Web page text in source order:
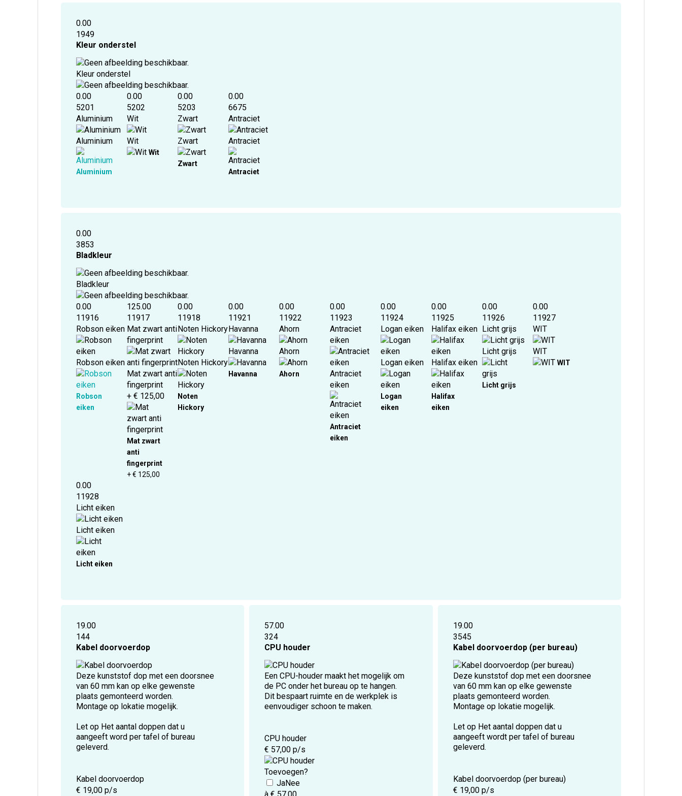
0.00
1949
Kleur onderstel
Kleur onderstel
0.00
5201
Aluminium
Aluminium
Aluminium
0.00
5202
Wit
Wit
Wit
0.00
5203
Zwart
Zwart
Zwart
0.00
6675
Antraciet
Antraciet
Antraciet
0.00
3853
Bladkleur
Bladkleur
0.00
11916
Robson eiken
Robson eiken
Robson
eiken
125.00
11917
Mat zwart anti
fingerprint
Mat zwart anti
fingerprint
+ € 125,00
Mat zwart
anti
fingerprint
+ € 125,00
0.00
11918
Noten Hickory
Noten Hickory
Noten
Hickory
0.00
11921
Havanna
Havanna
Havanna
0.00
11922
Ahorn
Ahorn
Ahorn
0.00
11923
Antraciet
eiken
Antraciet
eiken
Antraciet
eiken
0.00
11924
Logan eiken
Logan eiken
Logan
eiken
0.00
11925
Halifax eiken
Halifax eiken
Halifax
eiken
0.00
11926
Licht grijs
Licht grijs
Licht grijs
0.00
11927
WIT
WIT
WIT
0.00
11928
Licht eiken
Licht eiken
Licht eiken
19.00
144
Kabel doorvoerdop
Deze kunststof dop met een doorsnee
van 60 mm kan op elke gewenste
plaats gemonteerd worden.
Montage op lokatie mogelijk.
Let op Het aantal doppen dat u
aangeeft word per tafel of bureau
geleverd.
Kabel doorvoerdop
€ 19,00 p/s
57.00
324
CPU houder
Een CPU-houder maakt het mogelijk om
de PC onder het bureau op te hangen.
Dit bespaart ruimte en de werkplek is
eenvoudiger schoon te maken.
CPU houder
€ 57,00 p/s
Toevoegen?
19.00
3545
Kabel doorvoerdop (per bureau)
Deze kunststof dop met een doorsnee
van 60 mm kan op elke gewenste
plaats gemonteerd worden.
Montage op lokatie mogelijk.
Let op Het aantal doppen dat u
aangeeft wordt per tafel of bureau
geleverd.
Kabel doorvoerdop (per bureau)
€ 19,00 p/s